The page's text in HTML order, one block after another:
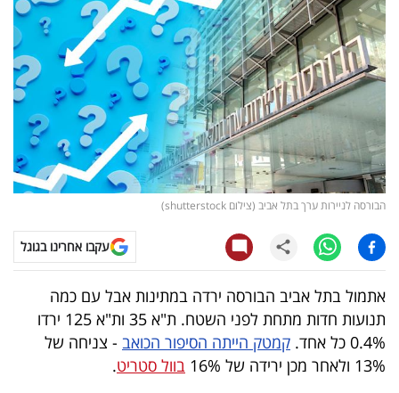
דעות
רכילות
עסקית
קריפטו
ויראלי
עסקי
ספורט
קריירה
ולימודים
הבורסה לניירות ערך בתל אביב (צילום shutterstock)
עקבו אחרינו בגוגל
אתמול בתל אביב הבורסה ירדה במתינות אבל עם כמה
תנועות חדות מתחת לפני השטח. ת"א 35 ות"א 125 ירדו
0.4% כל אחד.
קמטק הייתה הסיפור הכואב - צניחה של
13% ולאחר מכן ירידה של 16%
בוול סטריט.